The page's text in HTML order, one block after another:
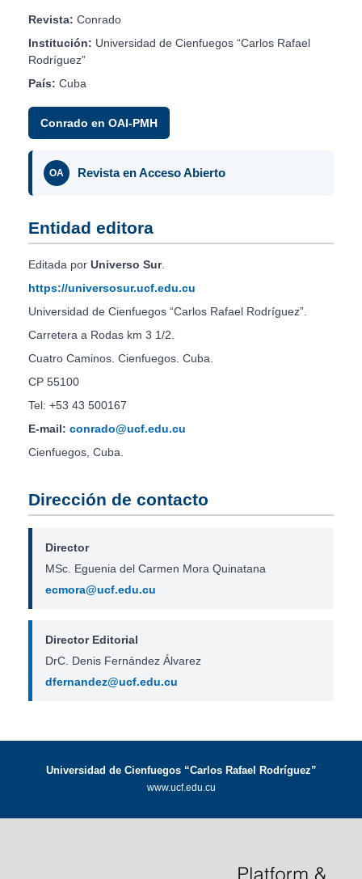
Revista: Conrado
Institución: Universidad de Cienfuegos “Carlos Rafael
Rodríguez”
País: Cuba
Conrado en OAI-PMH
OA Revista en Acceso Abierto
Entidad editora
Editada por Universo Sur.
https://universosur.ucf.edu.cu
Universidad de Cienfuegos “Carlos Rafael Rodríguez”.
Carretera a Rodas km 3 1/2.
Cuatro Caminos. Cienfuegos. Cuba.
CP 55100
Tel: +53 43 500167
E-mail: conrado@ucf.edu.cu
Cienfuegos, Cuba.
Dirección de contacto
Director
MSc. Eguenia del Carmen Mora Quinatana
ecmora@ucf.edu.cu
Director Editorial
DrC. Denis Fernández Álvarez
dfernandez@ucf.edu.cu
Universidad de Cienfuegos “Carlos Rafael Rodríguez”
www.ucf.edu.cu